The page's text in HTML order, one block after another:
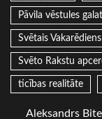
Pāvila vēstules
Svētais Vakarēdiens
Svēto Rakstu
ticības realitāte
Aleksandrs Bite